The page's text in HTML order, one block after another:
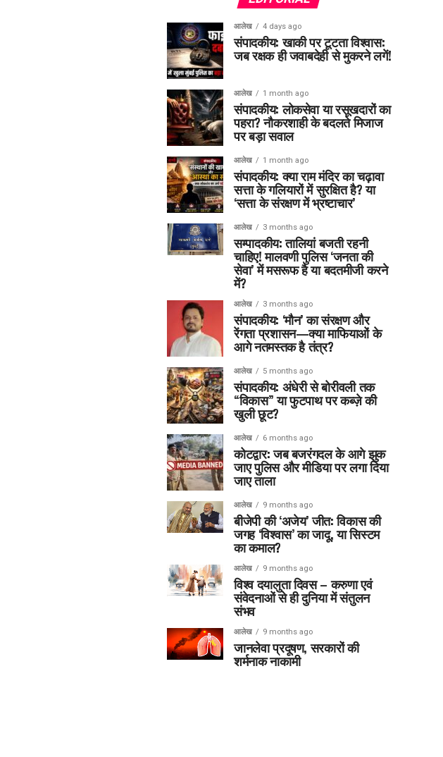
आलेख 4 days ago
संपादकीय: खाकी पर टूटता विश्वास:
जब रक्षक ही जवाबदेही से मुकरने लगें!
आलेख 1 month ago
संपादकीय: लोकसेवा या रसूखदारों का
पहरा? नौकरशाही के बदलते मिजाज
पर बड़ा सवाल
आलेख 1 month ago
संपादकीय: क्या राम मंदिर का चढ़ावा
सत्ता के गलियारों में सुरक्षित है? या
‘सत्ता के संरक्षण में भ्रष्टाचार’
आलेख 3 months ago
सम्पादकीय: तालियां बजती रहनी
चाहिए! मालवणी पुलिस ‘जनता की
सेवा’ में मसरूफ है या बदतमीजी करने
में?
आलेख 3 months ago
संपादकीय: ‘मौन’ का संरक्षण और
रेंगता प्रशासन—क्या माफियाओं के
आगे नतमस्तक है तंत्र?
आलेख 5 months ago
संपादकीय: अंधेरी से बोरीवली तक
“विकास” या फुटपाथ पर कब्ज़े की
खुली छूट?
आलेख 6 months ago
कोटद्वार: जब बजरंगदल के आगे झुक
जाए पुलिस और मीडिया पर लगा दिया
जाए ताला
आलेख 9 months ago
बीजेपी की ‘अजेय’ जीत: विकास की
जगह ‘विश्वास’ का जादू, या सिस्टम
का कमाल?
आलेख 9 months ago
विश्व दयालुता दिवस – करुणा एवं
संवेदनाओं से ही दुनिया में संतुलन
संभव
आलेख 9 months ago
जानलेवा प्रदूषण, सरकारों की
शर्मनाक नाकामी